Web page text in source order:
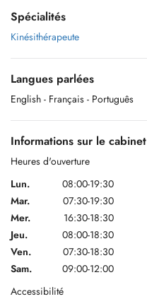
Spécialités
Kinésithérapeute
Langues parlées
English - Français - Português
Informations sur le cabinet
Heures d'ouverture
Lun.
08:00-19:30
Mar.
07:30-19:30
Mer.
16:30-18:30
Jeu.
08:00-18:30
Ven.
07:30-18:30
Sam.
09:00-12:00
Accessibilité